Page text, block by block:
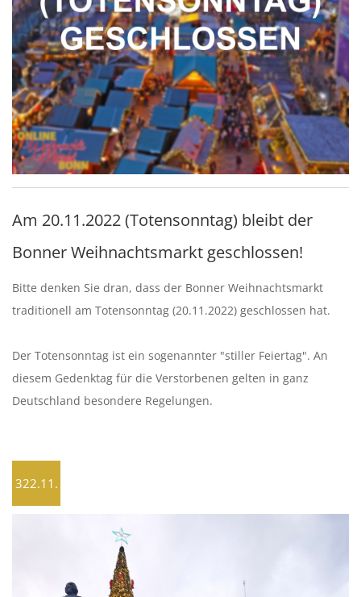
Am 20.11.2022 (Totensonntag) bleibt der
Bonner Weihnachtsmarkt geschlossen!
Bitte denken Sie dran, dass der Bonner Weihnachtsmarkt
traditionell am Totensonntag (20.11.2022) geschlossen hat.
Der Totensonntag ist ein sogenannter "stiller Feiertag". An
diesem Gedenktag für die Verstorbenen gelten in ganz
Deutschland besondere Regelungen.
322.11.